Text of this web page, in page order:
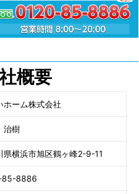
概要
ホーム株式会社
樹
県横浜市旭区鶴ヶ峰2-9-11
85-8886